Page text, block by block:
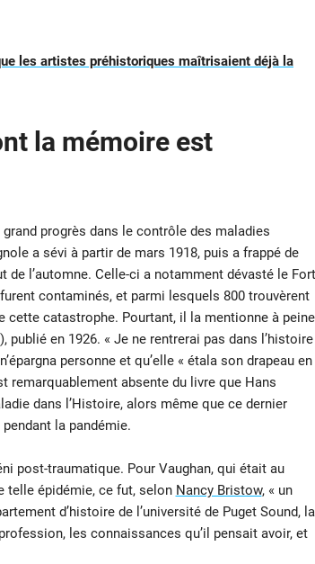
les artistes préhistoriques maîtrisaient déjà la
la mémoire est
progrès dans le contrôle des maladies
a sévi à partir de mars 1918, puis a frappé de
de l’automne. Celle-ci a notamment dévasté le Fort
contaminés, et parmi lesquels 800 trouvèrent
cette catastrophe. Pourtant, il la mentionne à peine
), publié en 1926. « Je ne rentrerai pas dans l’histoire
personne et qu’elle « étala son drapeau en
remarquablement absente du livre que Hans
dans l’Histoire, alors même que ce dernier
la pandémie.
post-traumatique. Pour Vaughan, qui était au
telle épidémie, ce fut, selon Nancy Bristow, « un
d’histoire de l’université de Puget Sound, la
les connaissances qu’il pensait avoir, et